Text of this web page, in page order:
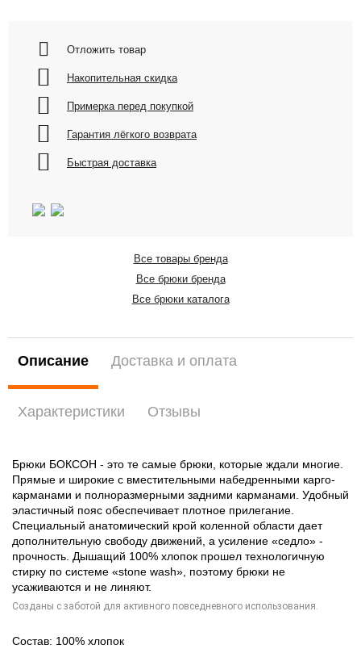
Отложить товар
Накопительная скидка
Примерка перед покупкой
Гарантия лёгкого возврата
Быстрая доставка
Все товары бренда
Все брюки бренда
Все брюки каталога
Описание Доставка и оплата
Характеристики Отзывы
Брюки БОКСОН - это те самые брюки, которые ждали многие.
Прямые и широкие с вместительными набедренными карго-
карманами и полноразмерными задними карманами. Удобный
эластичный пояс обеспечивает плотное прилегание.
Специальный анатомический крой коленной области дает
дополнительную свободу движений, а усиление «седло» -
прочность. Дышащий 100% хлопок прошел технологичную
стирку по системе «stone wash», поэтому брюки не
усаживаются и не линяют.
Созданы с заботой для активного повседневного использования.
Состав: 100% хлопок